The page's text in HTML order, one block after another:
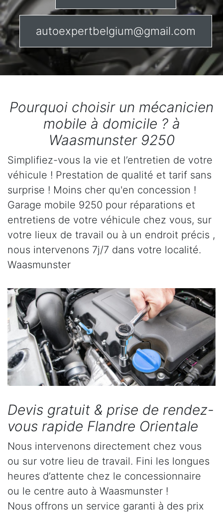
autoexpertbelgium@gmail.com
Pourquoi choisir un mécanicien
mobile à domicile ? à
Waasmunster 9250
Simplifiez-vous la vie et l’entretien de votre
véhicule ! Prestation de qualité et tarif sans
surprise ! Moins cher qu'en concession !
Garage mobile 9250 pour réparations et
entretiens de votre véhicule chez vous, sur
votre lieux de travail ou à un endroit précis ,
nous intervenons 7j/7 dans votre localité.
Waasmunster
Devis gratuit & prise de rendez-
vous rapide Flandre Orientale
Nous intervenons directement chez vous
ou sur votre lieu de travail. Fini les longues
heures d’attente chez le concessionnaire
ou le centre auto à Waasmunster !
Nous offrons un service garanti à des prix